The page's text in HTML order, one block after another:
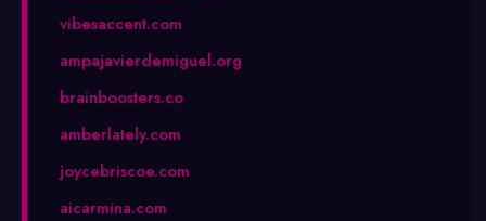
vibesaccent.com
ampajavierdemiguel.org
brainboosters.co
amberlately.com
joycebriscoe.com
aicarmina.com